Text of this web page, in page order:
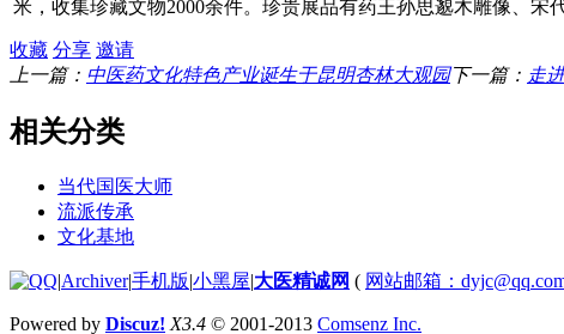
米，收集珍藏文物2000余件。珍贵展品有药王孙思邈木雕像、宋
收藏 分享 邀请
上一篇： 中医药文化特色产业诞生于昆明杏林大观园下一篇： 走
相关分类
当代国医大师
流派传承
文化基地
|Archiver|手机版|小黑屋|大医精诚网 ( 网站邮箱：
Powered by Discuz! X3.4 © 2001-2013 Comsenz Inc.